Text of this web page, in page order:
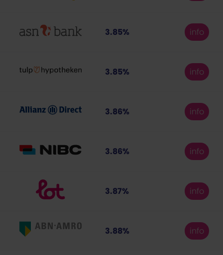
3.85% info
3.85% info
3.86% info
3.86% info
3.87% info
3.88% info